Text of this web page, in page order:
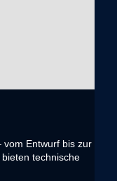
vom Entwurf bis zur
technische